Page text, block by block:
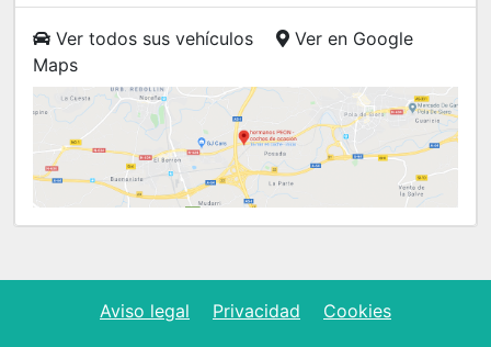
Ver todos sus vehículos
Ver en Google
Maps
Aviso legal Privacidad
Cookies